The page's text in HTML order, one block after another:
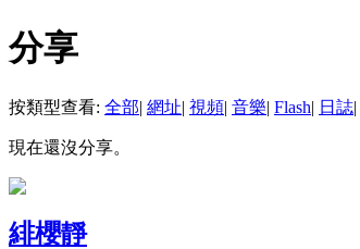
分享
按類型查看: 全部| 網址| 視頻| 音樂| Flash| 日誌|
現在還沒分享。
緋櫻靜